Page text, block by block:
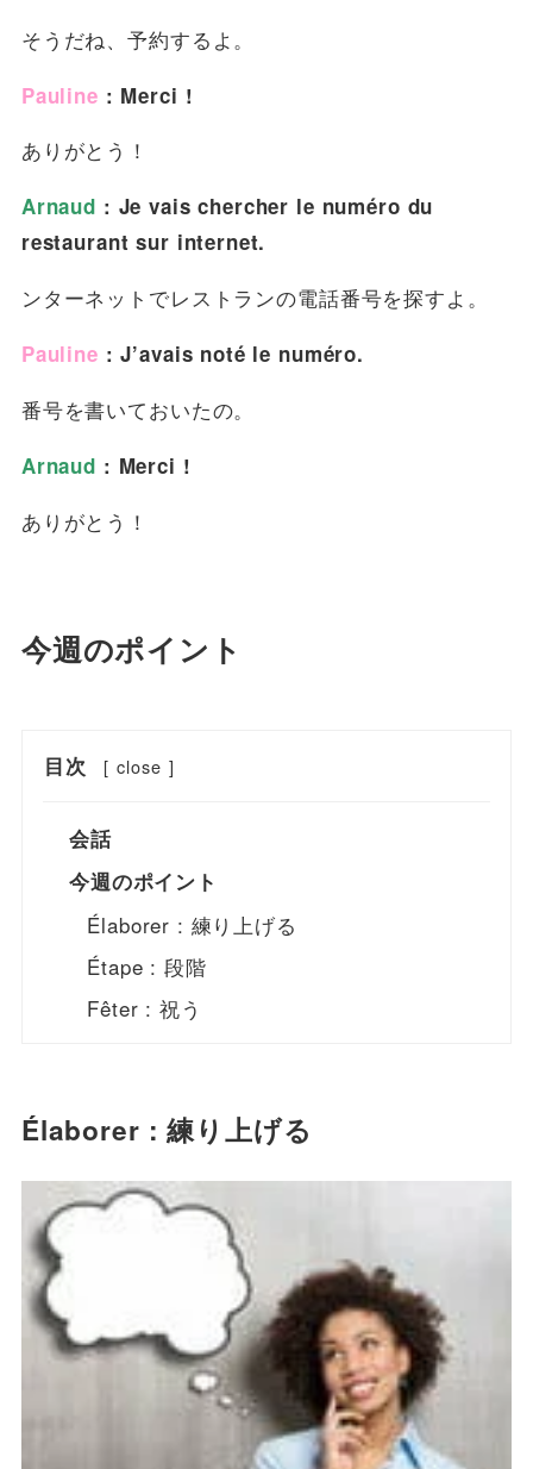
そうだね、予約するよ。
Pauline : Merci !
ありがとう！
Arnaud : Je vais chercher le numéro du
restaurant sur internet.
ンターネットでレストランの電話番号を探すよ。
Pauline : J’avais noté le numéro.
番号を書いておいたの。
Arnaud : Merci !
ありがとう！
今週のポイント
目次 [ close ]
会話
今週のポイント
Élaborer : 練り上げる
Étape : 段階
Fêter : 祝う
Élaborer : 練り上げる